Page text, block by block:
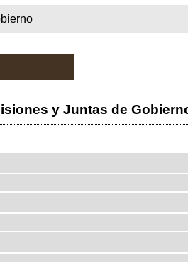
y Juntas de